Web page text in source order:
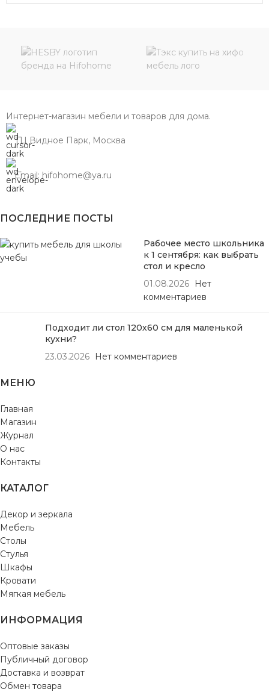
Интернет-магазин мебели и товаров для дома.
ТЦ Видное Парк, Москва
Email: hifohome@ya.ru
ПОСЛЕДНИЕ ПОСТЫ
Рабочее место школьника
к 1 сентября: как выбрать
стол и кресло
01.08.2026
Нет
комментариев
Подходит ли стол 120х60 см для маленькой
кухни?
23.03.2026
Нет комментариев
МЕНЮ
Главная
Магазин
Журнал
О нас
Контакты
КАТАЛОГ
Декор и зеркала
Мебель
Столы
Стулья
Шкафы
Кровати
Мягкая мебель
ИНФОРМАЦИЯ
Оптовые заказы
Публичный договор
Доставка и возврат
Обмен товара